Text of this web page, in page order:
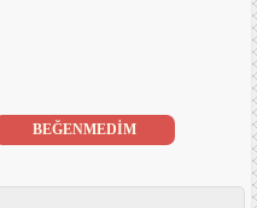
BEĞENMEDİM